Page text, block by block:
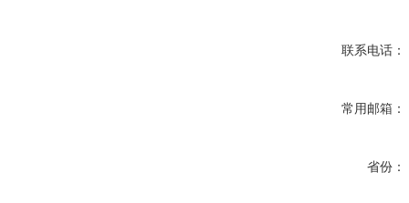
联系电话：
常用邮箱：
省份：